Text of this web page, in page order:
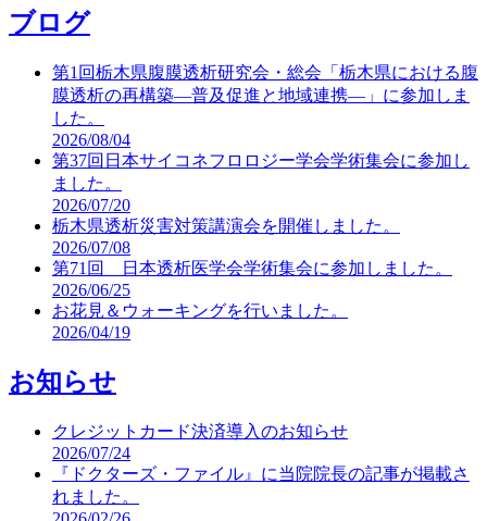
ブログ
第1回栃木県腹膜透析研究会・総会「栃木県における腹
膜透析の再構築―普及促進と地域連携―」に参加しま
した。
2026/08/04
第37回日本サイコネフロロジー学会学術集会に参加し
ました。
2026/07/20
栃木県透析災害対策講演会を開催しました。
2026/07/08
第71回 日本透析医学会学術集会に参加しました。
2026/06/25
お花見＆ウォーキングを行いました。
2026/04/19
お知らせ
クレジットカード決済導入のお知らせ
2026/07/24
『ドクターズ・ファイル』に当院院長の記事が掲載さ
れました。